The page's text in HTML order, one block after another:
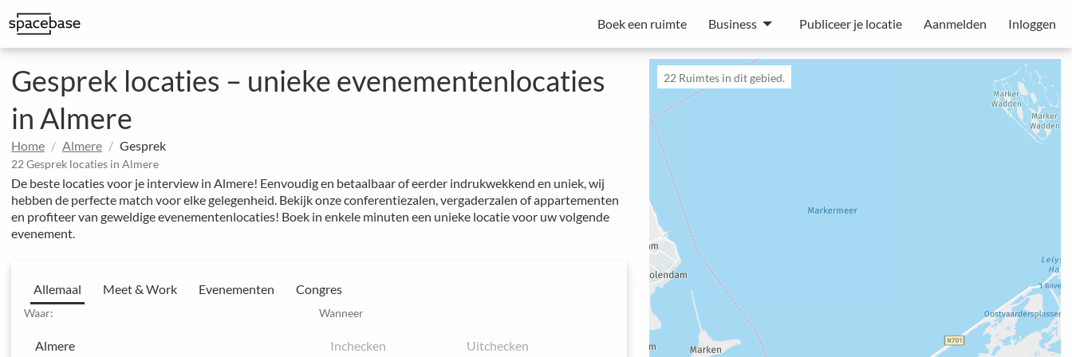
Boek een ruimte Business Publiceer je locatie Aanmelden Inloggen
22 Ruimtes in dit gebied.
Gesprek locaties – unieke evenementenlocaties
in Almere
Home Almere Gesprek
22 Gesprek locaties in Almere
De beste locaties voor je interview in Almere! Eenvoudig en betaalbaar of eerder indrukwekkend en uniek, wij
hebben de perfecte match voor elke gelegenheid. Bekijk onze conferentiezalen, vergaderzalen of appartementen
en profiteer van geweldige evenementenlocaties! Boek in enkele minuten een unieke locatie voor uw volgende
evenement.
Allemaal Meet & Work Evenementen Congres
Waar: Wanneer